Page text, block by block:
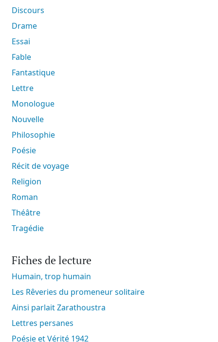
Discours
Drame
Essai
Fable
Fantastique
Lettre
Monologue
Nouvelle
Philosophie
Poésie
Récit de voyage
Religion
Roman
Théâtre
Tragédie
Fiches de lecture
Humain, trop humain
Les Rêveries du promeneur solitaire
Ainsi parlait Zarathoustra
Lettres persanes
Poésie et Vérité 1942